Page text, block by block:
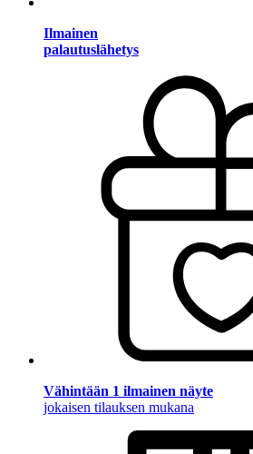
Ilmainen
palautuslähetys
Vähintään 1 ilmainen näyte
jokaisen tilauksen mukana